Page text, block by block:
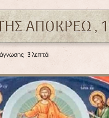
ΑΠΟΚΡΕΩ ,
3 λεπτά